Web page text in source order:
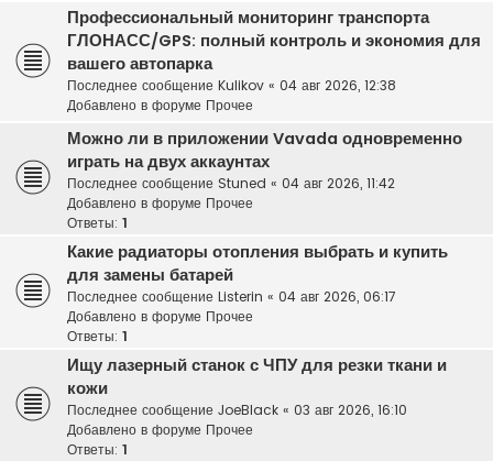
Профессиональный мониторинг транспорта
ГЛОНАСС/GPS: полный контроль и экономия для
вашего автопарка
Последнее сообщение Kulikov « 04 авг 2026, 12:38
Добавлено в форуме Прочее
Можно ли в приложении Vavada одновременно
играть на двух аккаунтах
Последнее сообщение Stuned « 04 авг 2026, 11:42
Добавлено в форуме Прочее
Ответы: 1
Какие радиаторы отопления выбрать и купить
для замены батарей
Последнее сообщение Listerin « 04 авг 2026, 06:17
Добавлено в форуме Прочее
Ответы: 1
Ищу лазерный станок с ЧПУ для резки ткани и
кожи
Последнее сообщение JoeBlack « 03 авг 2026, 16:10
Добавлено в форуме Прочее
Ответы: 1